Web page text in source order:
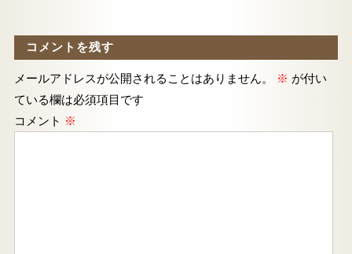
コメントを残す
メールアドレスが公開されることはありません。 ※ が付い
ている欄は必須項目です
コメント ※